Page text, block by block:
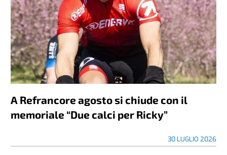
A Refrancore agosto si chiude con il
memoriale “Due calci per Ricky”
30 LUGLIO 2026